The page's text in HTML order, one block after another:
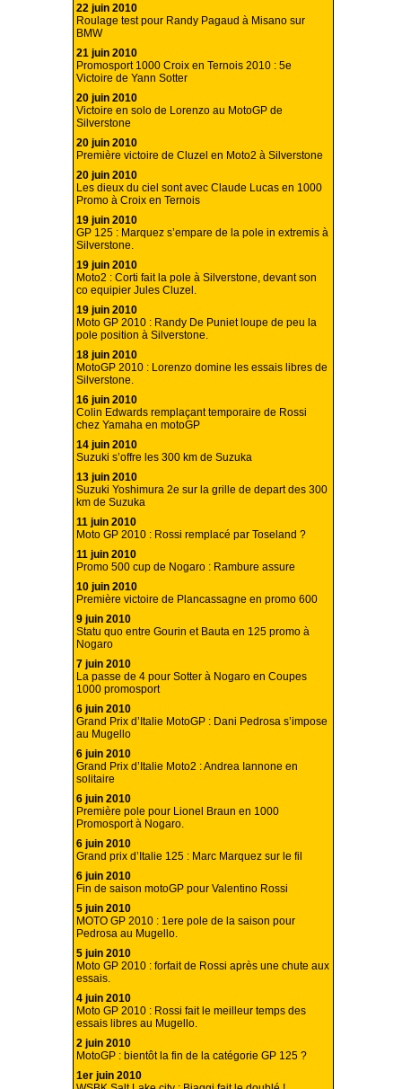
22 juin 2010
Roulage test pour Randy Pagaud à Misano sur
BMW
21 juin 2010
Promosport 1000 Croix en Ternois 2010 : 5e
Victoire de Yann Sotter
20 juin 2010
Victoire en solo de Lorenzo au MotoGP de
Silverstone
20 juin 2010
Première victoire de Cluzel en Moto2 à Silverstone
20 juin 2010
Les dieux du ciel sont avec Claude Lucas en 1000
Promo à Croix en Ternois
19 juin 2010
GP 125 : Marquez s’empare de la pole in extremis à
Silverstone.
19 juin 2010
Moto2 : Corti fait la pole à Silverstone, devant son
co equipier Jules Cluzel.
19 juin 2010
Moto GP 2010 : Randy De Puniet loupe de peu la
pole position à Silverstone.
18 juin 2010
MotoGP 2010 : Lorenzo domine les essais libres de
Silverstone.
16 juin 2010
Colin Edwards remplaçant temporaire de Rossi
chez Yamaha en motoGP
14 juin 2010
Suzuki s’offre les 300 km de Suzuka
13 juin 2010
Suzuki Yoshimura 2e sur la grille de depart des 300
km de Suzuka
11 juin 2010
Moto GP 2010 : Rossi remplacé par Toseland ?
11 juin 2010
Promo 500 cup de Nogaro : Rambure assure
10 juin 2010
Première victoire de Plancassagne en promo 600
9 juin 2010
Statu quo entre Gourin et Bauta en 125 promo à
Nogaro
7 juin 2010
La passe de 4 pour Sotter à Nogaro en Coupes
1000 promosport
6 juin 2010
Grand Prix d’Italie MotoGP : Dani Pedrosa s’impose
au Mugello
6 juin 2010
Grand Prix d’Italie Moto2 : Andrea Iannone en
solitaire
6 juin 2010
Première pole pour Lionel Braun en 1000
Promosport à Nogaro.
6 juin 2010
Grand prix d’Italie 125 : Marc Marquez sur le fil
6 juin 2010
Fin de saison motoGP pour Valentino Rossi
5 juin 2010
MOTO GP 2010 : 1ere pole de la saison pour
Pedrosa au Mugello.
5 juin 2010
Moto GP 2010 : forfait de Rossi après une chute aux
essais.
4 juin 2010
Moto GP 2010 : Rossi fait le meilleur temps des
essais libres au Mugello.
2 juin 2010
MotoGP : bientôt la fin de la catégorie GP 125 ?
1er juin 2010